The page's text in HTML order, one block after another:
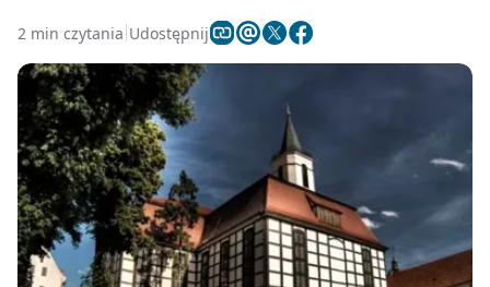
2 min czytania Udostępnij